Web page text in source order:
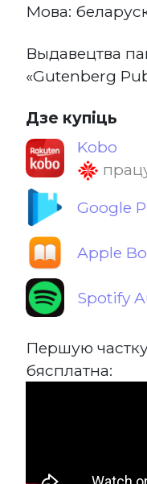
Мова:
Выдавецтва
«Gutenberg
Дзе купіць
Kobo
Google
Apple
Spotify
Першую
бясплатна: